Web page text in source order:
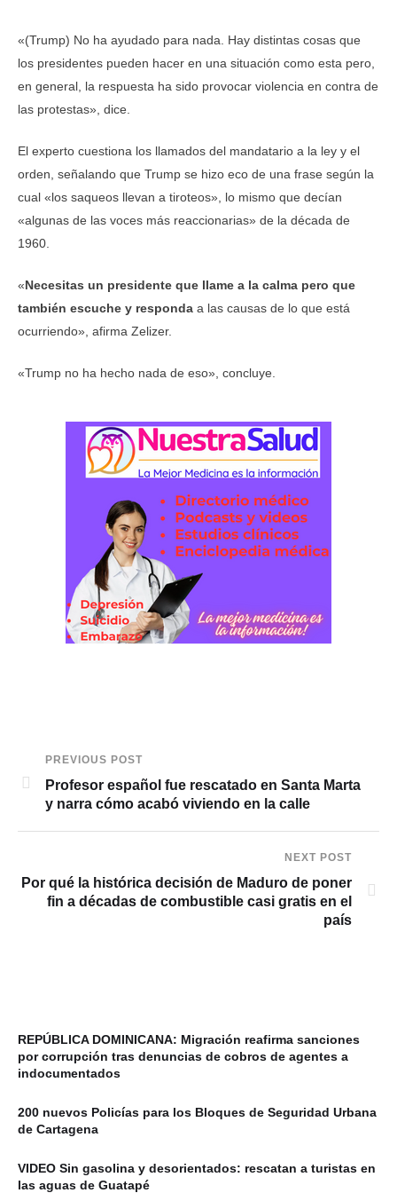
«(Trump) No ha ayudado para nada. Hay distintas cosas que
los presidentes pueden hacer en una situación como esta pero,
en general, la respuesta ha sido provocar violencia en contra de
las protestas», dice.
El experto cuestiona los llamados del mandatario a la ley y el
orden, señalando que Trump se hizo eco de una frase según la
cual «los saqueos llevan a tiroteos», lo mismo que decían
«algunas de las voces más reaccionarias» de la década de
1960.
«Necesitas un presidente que llame a la calma pero que
también escuche y responda a las causas de lo que está
ocurriendo», afirma Zelizer.
«Trump no ha hecho nada de eso», concluye.
PREVIOUS POST
Profesor español fue rescatado en Santa Marta
y narra cómo acabó viviendo en la calle
NEXT POST
Por qué la histórica decisión de Maduro de poner
fin a décadas de combustible casi gratis en el
país
REPÚBLICA DOMINICANA: Migración reafirma sanciones
por corrupción tras denuncias de cobros de agentes a
indocumentados
200 nuevos Policías para los Bloques de Seguridad Urbana
de Cartagena
VIDEO Sin gasolina y desorientados: rescatan a turistas en
las aguas de Guatapé